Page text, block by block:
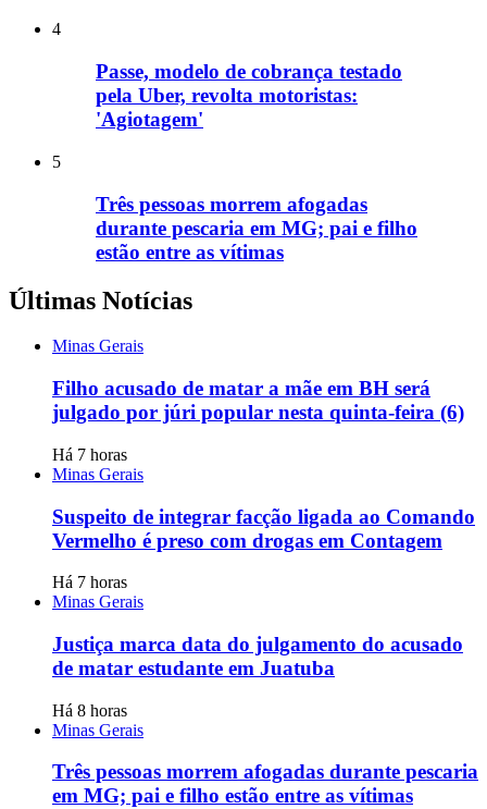
4
Passe, modelo de cobrança testado
pela Uber, revolta motoristas:
'Agiotagem'
5
Três pessoas morrem afogadas
durante pescaria em MG; pai e filho
estão entre as vítimas
Últimas Notícias
Minas Gerais
Filho acusado de matar a mãe em BH será
julgado por júri popular nesta quinta-feira (6)
Há 7 horas
Minas Gerais
Suspeito de integrar facção ligada ao Comando
Vermelho é preso com drogas em Contagem
Há 7 horas
Minas Gerais
Justiça marca data do julgamento do acusado
de matar estudante em Juatuba
Há 8 horas
Minas Gerais
Três pessoas morrem afogadas durante pescaria
em MG; pai e filho estão entre as vítimas